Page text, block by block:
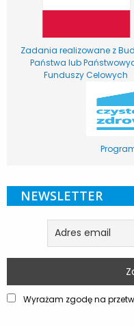
Zadania realizowane z
Państwa lub
Funduszy Celowych
NEWSLETTER
Wyrażam zgodę na